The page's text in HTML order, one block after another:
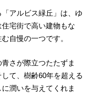
アルビス緑丘」は、ゆ
宅街で高い建物もな
自慢の一つです。
さが際立つたたずま
て、樹齢60年を超える
潤いを与えてくれま